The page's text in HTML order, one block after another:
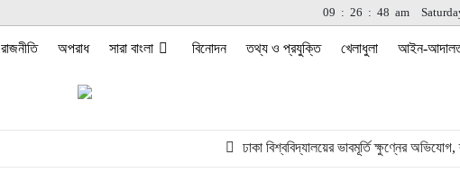
09 : 26 : 48 am
রাজনীতি অপরাধ সারা বাংলা বিনোদন তথ্য ও প্রযুক্তি খেলাধুলা আইন-
ঢাকা বিশ্ববিদ্যালয়ের ভাবমূর্তি ক্ষুণ্নের অভিযোগ,